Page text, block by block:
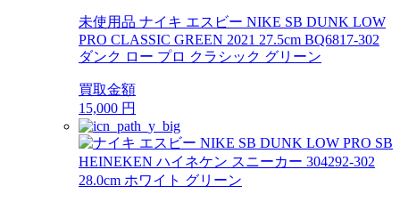
未使用品 ナイキ エスビー NIKE SB DUNK LOW
PRO CLASSIC GREEN 2021 27.5cm BQ6817-302
ダンク ロー プロ クラシック グリーン
買取金額
15,000 円